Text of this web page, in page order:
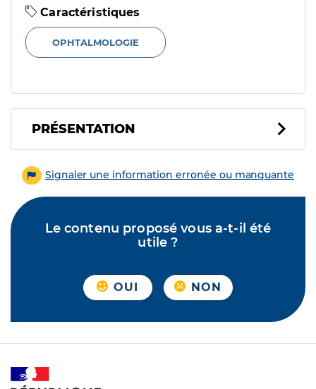
Caractéristiques
OPHTALMOLOGIE
PRÉSENTATION
Signaler une information erronée ou manquante
Le contenu proposé vous a-t-il été
utile ?
OUI NON